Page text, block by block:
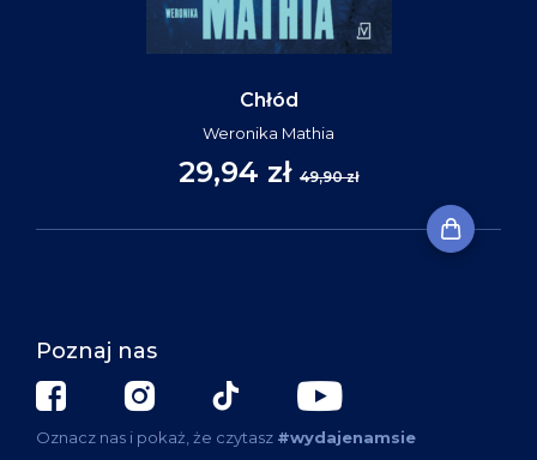
Chłód
Weronika Mathia
29,94 zł 49,90 zł
Poznaj nas
Oznacz nas i pokaż, że czytasz #wydajenamsie